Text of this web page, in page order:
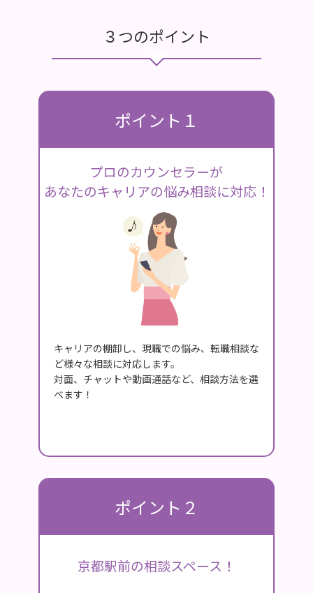
３つのポイント
ポイント１
プロのカウンセラーが
あなたのキャリアの悩み相談に対応！
キャリアの棚卸し、現職での悩み、転職相談な
ど様々な相談に対応します。
対面、チャットや動画通話など、相談方法を選
べます！
ポイント２
京都駅前の相談スペース！